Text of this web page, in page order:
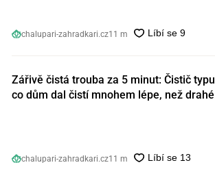
chalupari-zahradkari.cz11 m
Zářivě čistá trouba za 5 minut: Čistič typu
co dům dal čistí mnohem lépe, než drahé
chalupari-zahradkari.cz11 m